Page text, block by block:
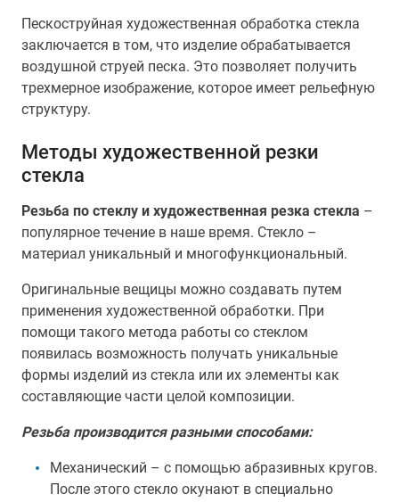
Пескоструйная художественная обработка стекла
заключается в том, что изделие обрабатывается
воздушной струей песка. Это позволяет получить
трехмерное изображение, которое имеет рельефную
структуру.
Методы художественной резки
стекла
Резьба по стеклу и художественная резка стекла –
популярное течение в наше время. Стекло –
материал уникальный и многофункциональный.
Оригинальные вещицы можно создавать путем
применения художественной обработки. При
помощи такого метода работы со стеклом
появилась возможность получать уникальные
формы изделий из стекла или их элементы как
составляющие части целой композиции.
Резьба производится разными способами:
Механический – с помощью абразивных кругов.
После этого стекло окунают в специально